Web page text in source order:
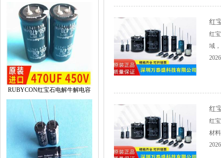
RUBYCON红宝石电解牛解电容
红
红
域
红
红
材